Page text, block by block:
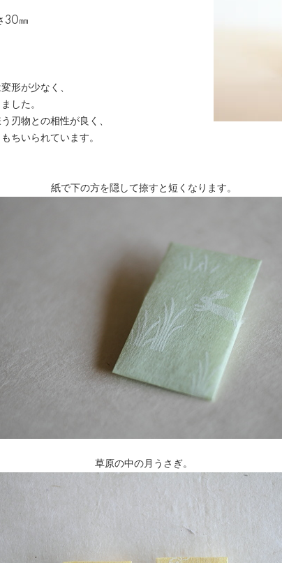
30㎜
形が少なく、
した。
刃物との相性が良く、
ちいられています。
紙で下の方を隠して捺すと短くなります。
草原の中の月うさぎ。